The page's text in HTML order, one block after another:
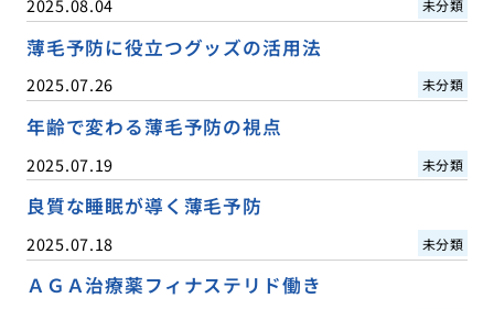
2025.08.04 未分類
薄毛予防に役立つグッズの活用法
2025.07.26 未分類
年齢で変わる薄毛予防の視点
2025.07.19 未分類
良質な睡眠が導く薄毛予防
2025.07.18 未分類
ＡＧＡ治療薬フィナステリド働き